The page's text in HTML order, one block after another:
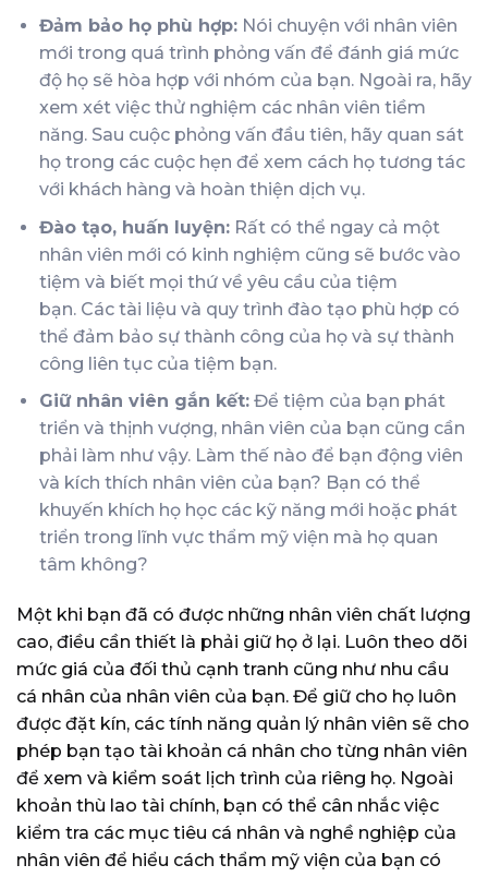
Đảm bảo họ phù hợp:Nói chuyện với nhân viên
mới trong quá trình phỏng vấn để đánh giá mức
độ họ sẽ hòa hợp với nhóm của bạn. Ngoài ra, hãy
xem xét việc thử nghiệm các nhân viên tiềm
năng. Sau cuộc phỏng vấn đầu tiên, hãy quan sát
họ trong các cuộc hẹn để xem cách họ tương tác
với khách hàng và hoàn thiện dịch vụ.
Đào tạo, huấn luyện:Rất có thể ngay cả một
nhân viên mới có kinh nghiệm cũng sẽ bước vào
tiệm và biết mọi thứ về yêu cầu của tiệm
bạn. Các tài liệu và quy trình đào tạo phù hợp có
thể đảm bảo sự thành công của họ và sự thành
công liên tục của tiệm bạn.
Giữ nhân viên gắn kết:Để tiệm của bạn phát
triển và thịnh vượng, nhân viên của bạn cũng cần
phải làm như vậy. Làm thế nào để bạn động viên
và kích thích nhân viên của bạn? Bạn có thể
khuyến khích họ học các kỹ năng mới hoặc phát
triển trong lĩnh vực thẩm mỹ viện mà họ quan
tâm không?
Một khi bạn đã có được những nhân viên chất lượng
cao, điều cần thiết là phải giữ họ ở lại. Luôn theo dõi
mức giá của đối thủ cạnh tranh cũng như nhu cầu
cá nhân của nhân viên của bạn. Để giữ cho họ luôn
được đặt kín, các tính năng quản lý nhân viên sẽ cho
phép bạn tạo tài khoản cá nhân cho từng nhân viên
để xem và kiểm soát lịch trình của riêng họ. Ngoài
khoản thù lao tài chính, bạn có thể cân nhắc việc
kiểm tra các mục tiêu cá nhân và nghề nghiệp của
nhân viên để hiểu cách thẩm mỹ viện của bạn có